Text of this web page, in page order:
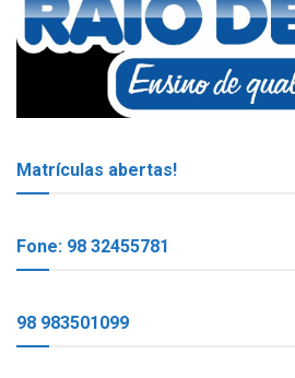
Matrículas abertas!
Fone: 98 32455781
98 983501099